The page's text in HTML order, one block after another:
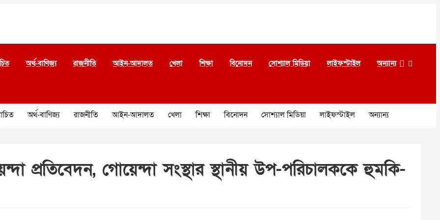
অর্থ-বাণিজ্য রাজনীতি আইন-আদালত খেলা শিক্ষা বিনোদন সোশ্যাল মিডিয়া লাইফস্টাইল অন্যান্য
অর্থ-বাণিজ্য রাজনীতি আইন-আদালত খেলা শিক্ষা বিনোদন সোশ্যাল মিডিয়া লাইফস্টাইল অন্যান্য
প্রতিবেদন, গোয়েন্দা সংস্থার স্থানীয় উপ-পরিচালককে হুমকি-